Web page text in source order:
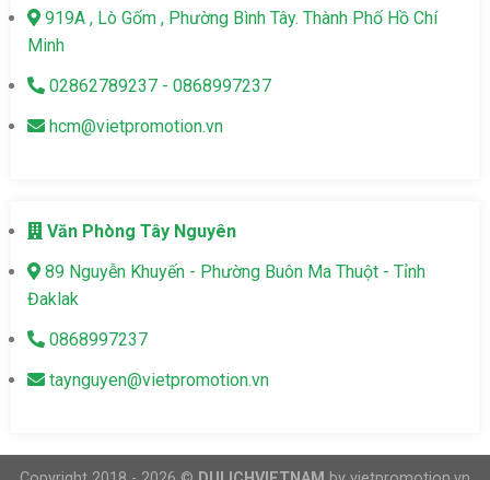
919A , Lò Gốm , Phường Bình Tây. Thành Phố Hồ Chí
Minh
02862789237 - 0868997237
hcm@vietpromotion.vn
Văn Phòng Tây Nguyên
89 Nguyễn Khuyến - Phường Buôn Ma Thuột - Tỉnh
Đaklak
0868997237
taynguyen@vietpromotion.vn